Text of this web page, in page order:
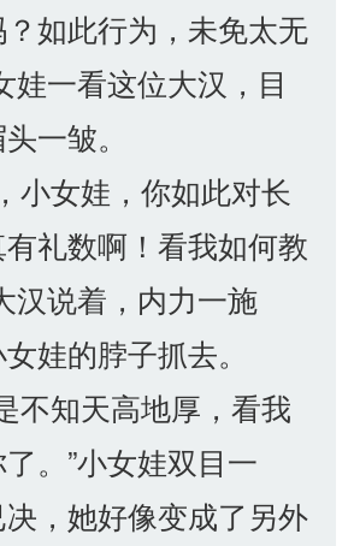
如此行为，未免太无
娃一看这位大汉，目
一皱。
小女娃，你如此对长
礼数啊！看我如何教
汉说着，内力一施
娃的脖子抓去。
不知天高地厚，看我
。”小女娃双目一
，她好像变成了另外